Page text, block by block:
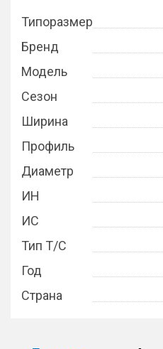
Типоразмер
Бренд
Модель
Сезон
Ширина
Профиль
Диаметр
ИН
ИС
Тип Т/С
Год
Страна